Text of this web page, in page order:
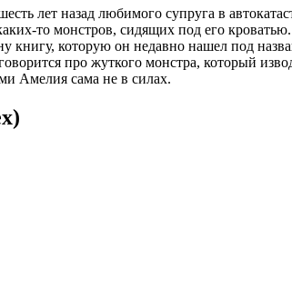
лет назад любимого супруга в
то монстров, сидящих под его
книгу, которую он недавно нашел под
про жуткого монстра, который
Амелия сама не в силах.